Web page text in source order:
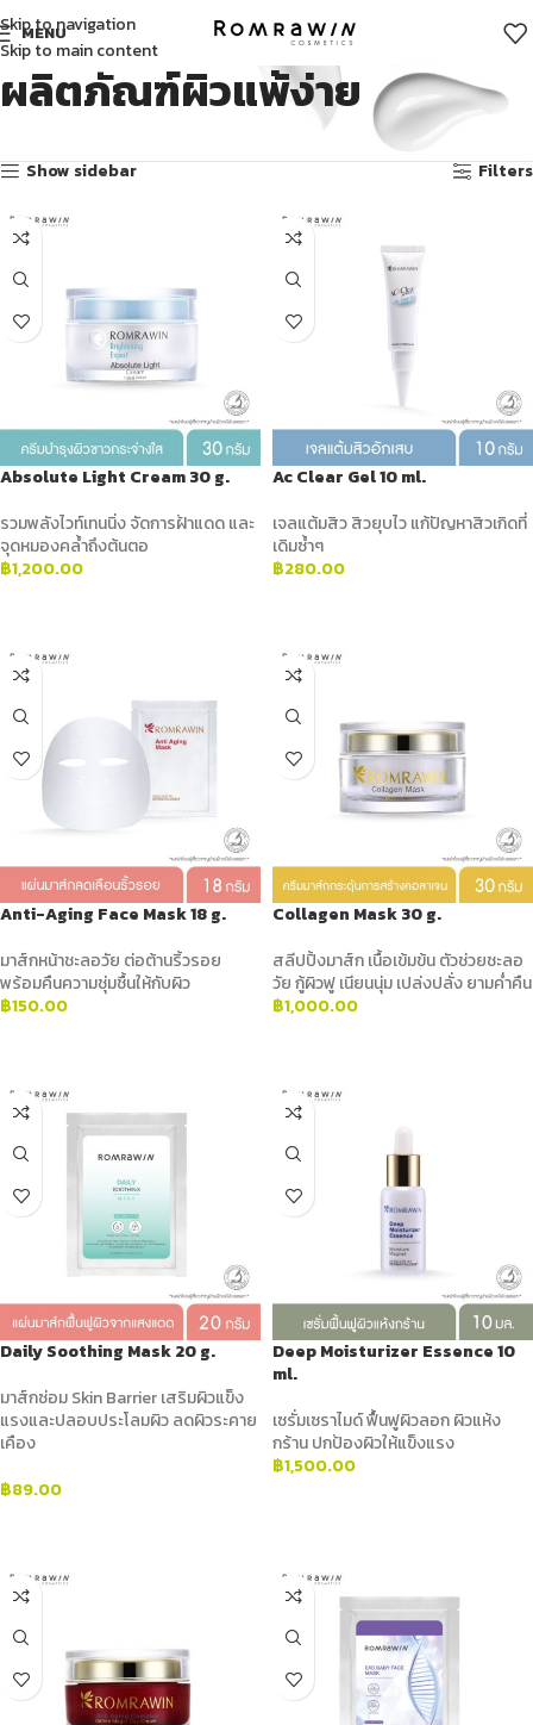
Skip to navigation
Skip to main content
MENU
ผลิตภัณฑ์ผิวแพ้ง่าย
Show sidebar
Filters
Absolute Light Cream 30 g.
รวมพลังไวท์เทนนิ่ง จัดการฝ้าแดด และ
จุดหมองคล้ำถึงต้นตอ
฿1,200.00
Ac Clear Gel 10 ml.
เจลแต้มสิว สิวยุบไว แก้ปัญหาสิวเกิดที่
เดิมซ้ำๆ
฿280.00
Anti-Aging Face Mask 18 g.
มาส์กหน้าชะลอวัย ต่อต้านริ้วรอย
พร้อมคืนความชุ่มชื้นให้กับผิว
฿150.00
Collagen Mask 30 g.
สลีปปิ้งมาส์ก เนื้อเข้มข้น ตัวช่วยชะลอ
วัย กู้ผิวฟู เนียนนุ่ม เปล่งปลั่ง ยามค่ำคืน
฿1,000.00
Daily Soothing Mask 20 g.
มาส์กซ่อม Skin Barrier เสริมผิวแข็ง
แรงและปลอบประโลมผิว ลดผิวระคาย
เคือง
฿89.00
Deep Moisturizer Essence 10
ml.
เซรั่มเซราไมด์ ฟื้นฟูผิวลอก ผิวแห้ง
กร้าน ปกป้องผิวให้แข็งแรง
฿1,500.00